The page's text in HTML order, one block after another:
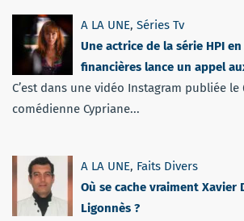
A LA UNE, Séries Tv
Une actrice de la série HPI
financières lance un appel
C’est dans une vidéo Instagram publiée
comédienne Cypriane...
A LA UNE, Faits Divers
Où se cache vraiment Xavier
Ligonnès ?